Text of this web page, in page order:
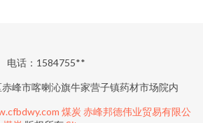
电话：1584755**
峰市喀喇沁旗牛家营子镇药材市场院内
煤炭赤峰邦德伟业贸易有限公